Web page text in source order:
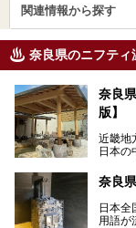
関連情報から探す
奈良県のニフティ
奈良
版】
近畿地
日本の
界遺産
そんな
ら、険
奈良県
奈良
日本全
用語が